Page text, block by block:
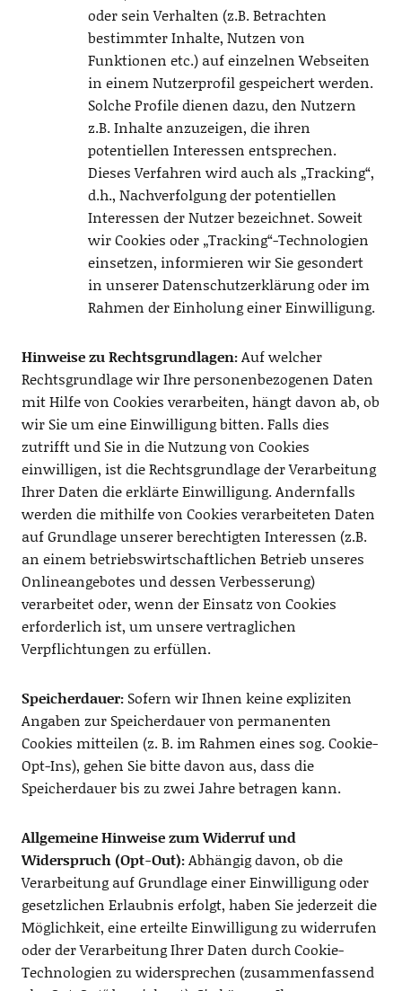
oder sein Verhalten (z.B. Betrachten
bestimmter Inhalte, Nutzen von
Funktionen etc.) auf einzelnen Webseiten
in einem Nutzerprofil gespeichert werden.
Solche Profile dienen dazu, den Nutzern
z.B. Inhalte anzuzeigen, die ihren
potentiellen Interessen entsprechen.
Dieses Verfahren wird auch als „Tracking“,
d.h., Nachverfolgung der potentiellen
Interessen der Nutzer bezeichnet. Soweit
wir Cookies oder „Tracking“-Technologien
einsetzen, informieren wir Sie gesondert
in unserer Datenschutzerklärung oder im
Rahmen der Einholung einer Einwilligung.
Hinweise zu Rechtsgrundlagen:Auf welcher
Rechtsgrundlage wir Ihre personenbezogenen Daten
mit Hilfe von Cookies verarbeiten, hängt davon ab, ob
wir Sie um eine Einwilligung bitten. Falls dies
zutrifft und Sie in die Nutzung von Cookies
einwilligen, ist die Rechtsgrundlage der Verarbeitung
Ihrer Daten die erklärte Einwilligung. Andernfalls
werden die mithilfe von Cookies verarbeiteten Daten
auf Grundlage unserer berechtigten Interessen (z.B.
an einem betriebswirtschaftlichen Betrieb unseres
Onlineangebotes und dessen Verbesserung)
verarbeitet oder, wenn der Einsatz von Cookies
erforderlich ist, um unsere vertraglichen
Verpflichtungen zu erfüllen.
Speicherdauer: Sofern wir Ihnen keine expliziten
Angaben zur Speicherdauer von permanenten
Cookies mitteilen (z. B. im Rahmen eines sog. Cookie-
Opt-Ins), gehen Sie bitte davon aus, dass die
Speicherdauer bis zu zwei Jahre betragen kann.
Allgemeine Hinweise zum Widerruf und
Widerspruch (Opt-Out):Abhängig davon, ob die
Verarbeitung auf Grundlage einer Einwilligung oder
gesetzlichen Erlaubnis erfolgt, haben Sie jederzeit die
Möglichkeit, eine erteilte Einwilligung zu widerrufen
oder der Verarbeitung Ihrer Daten durch Cookie-
Technologien zu widersprechen (zusammenfassend